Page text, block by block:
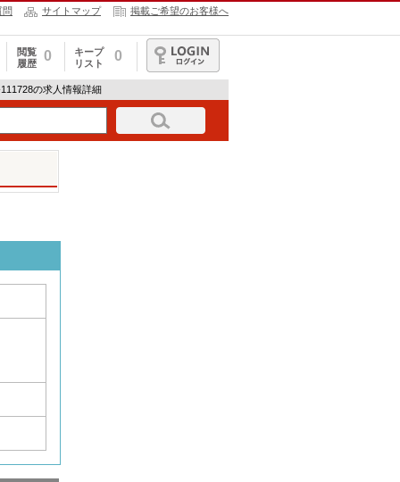
問 サイトマップ 掲載ご希望のお客様へ
閲覧
履歴
0
キープ
リスト
0
ログイン
の求人情報詳細